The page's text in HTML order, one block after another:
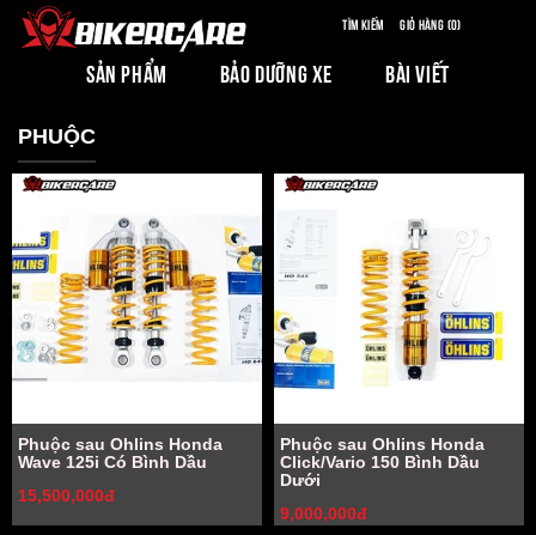
Tìm kiếm Giỏ hàng (0)
SẢN PHẨM BẢO DƯỠNG XE BÀI VIẾT
PHUỘC
Phuộc sau Ohlins Honda
Wave 125i Có Bình Dầu
15,500,000đ
Phuộc sau Ohlins Honda
Click/Vario 150 Bình Dầu
Dưới
9,000,000đ